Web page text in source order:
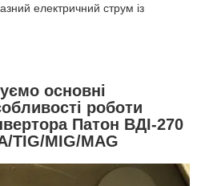
електричний струм із
основні
роботи
Патон ВДІ-270
TIG/MIG/MAG